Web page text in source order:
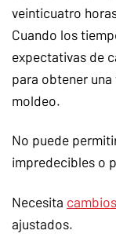
veinticuatro
Cuando los
expectativas de
para obtener
moldeo.
No puede
impredecibles o
Necesita
ajustados.